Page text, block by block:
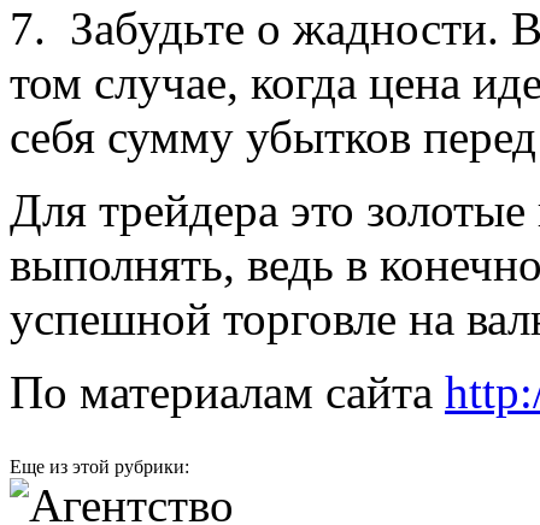
7. Забудьте о жадности.
том случае, когда цена
себя сумму убытков
Для трейдера это
выполнять, ведь в
успешной торговле на
По материалам сайта
Еще из этой рубрики: